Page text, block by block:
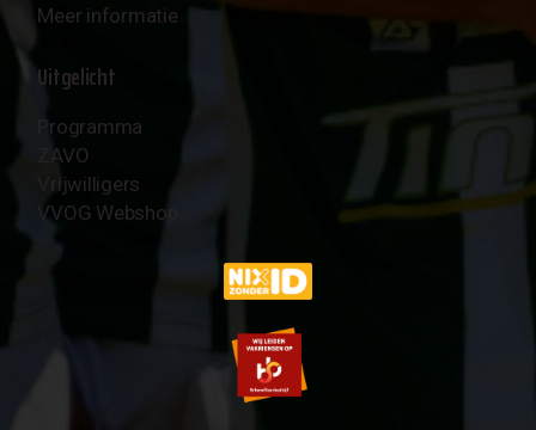
Meer informatie
Uitgelicht
Programma
ZAVO
Vrijwilligers
VVOG Webshop